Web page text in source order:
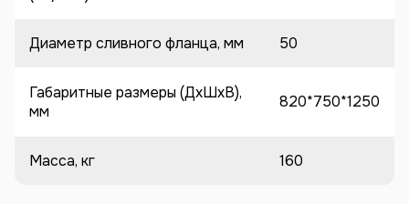
Диаметр сливного фланца, мм 50
Габаритные размеры (ДхШхВ),
мм
820*750*1250
Масса, кг 160